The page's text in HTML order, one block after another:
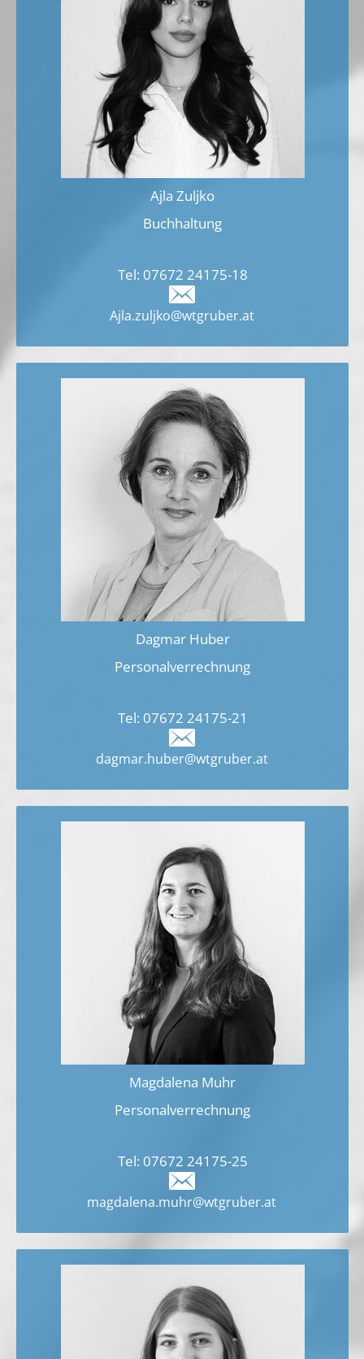
Ajla Zuljko
Buchhaltung
Tel: 07672 24175-18
Ajla.zuljko@wtgruber.at
Dagmar Huber
Personalverrechnung
Tel: 07672 24175-21
dagmar.huber@wtgruber.at
Magdalena Muhr
Personalverrechnung
Tel: 07672 24175-25
magdalena.muhr@wtgruber.at